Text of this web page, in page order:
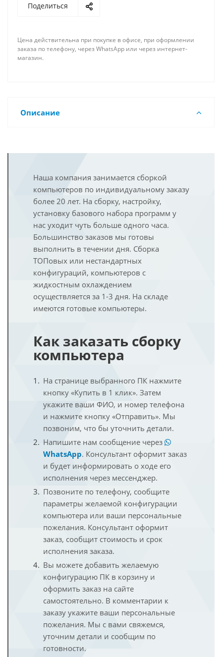
Поделиться
Цена действительна при покупке в офисе, при оформлении
заказа по телефону, через WhatsApp или через интернет-
магазин.
Описание
Наша компания занимается сборкой
компьютеров по индивидуальному заказу
более 20 лет. На сборку, настройку,
установку базового набора программ у
нас уходит чуть больше одного часа.
Большинство заказов мы готовы
выполнить в течении дня. Сборка
ТОПовых или нестандартных
конфигураций, компьютеров с
жидкостным охлаждением
осуществляется за 1-3 дня. На складе
имеются готовые компьютеры.
Как заказать сборку
компьютера
На странице выбранного ПК нажмите
кнопку «Купить в 1 клик». Затем
укажите ваши ФИО, и номер телефона
и нажмите кнопку «Отправить». Мы
позвоним, что бы уточнить детали.
Напишите нам сообщение через
WhatsApp. Консультант оформит заказ
и будет информировать о ходе его
исполнения через мессенджер.
Позвоните по телефону, сообщите
параметры желаемой конфигурации
компьютера или ваши персональные
пожелания. Консультант оформит
заказ, сообщит стоимость и срок
исполнения заказа.
Вы можете добавить желаемую
конфигурацию ПК в корзину и
оформить заказ на сайте
самостоятельно. В комментарии к
заказу укажите ваши персональные
пожелания. Мы с вами свяжемся,
уточним детали и сообщим по
готовности.